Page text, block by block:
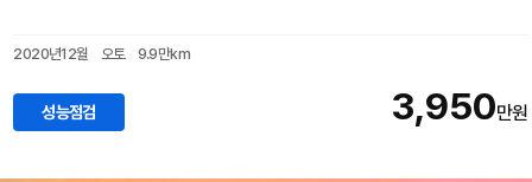
2020년12월 오토 9.9만km
성능점검 3,950만원